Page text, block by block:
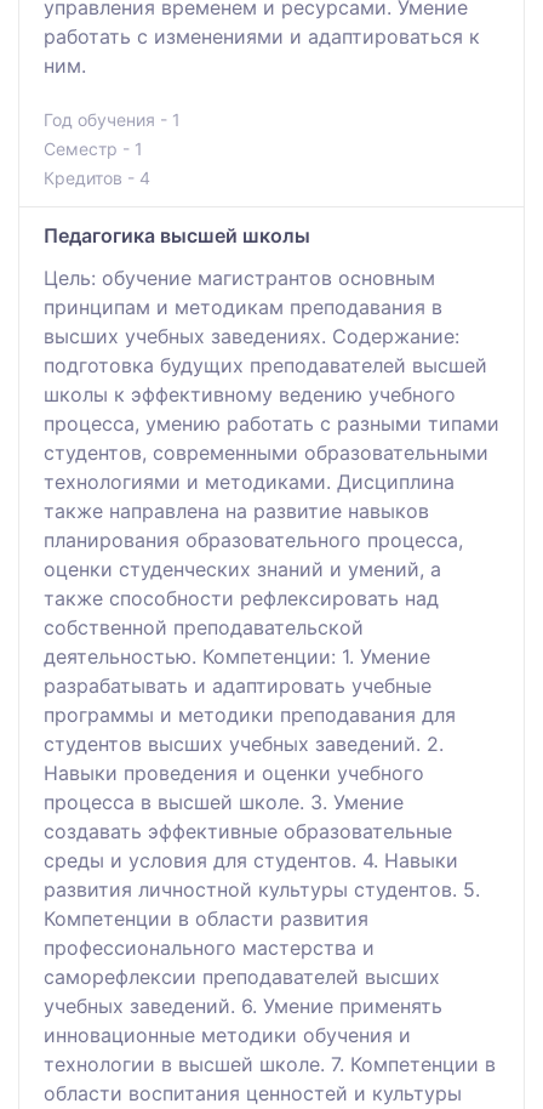
управления временем и ресурсами. Умение
работать с изменениями и адаптироваться к
ним.
Год обучения - 1
Семестр - 1
Кредитов - 4
Педагогика высшей школы
Цель: обучение магистрантов основным
принципам и методикам преподавания в
высших учебных заведениях. Содержание:
подготовка будущих преподавателей высшей
школы к эффективному ведению учебного
процесса, умению работать с разными типами
студентов, современными образовательными
технологиями и методиками. Дисциплина
также направлена на развитие навыков
планирования образовательного процесса,
оценки студенческих знаний и умений, а
также способности рефлексировать над
собственной преподавательской
деятельностью. Компетенции: 1. Умение
разрабатывать и адаптировать учебные
программы и методики преподавания для
студентов высших учебных заведений. 2.
Навыки проведения и оценки учебного
процесса в высшей школе. 3. Умение
создавать эффективные образовательные
среды и условия для студентов. 4. Навыки
развития личностной культуры студентов. 5.
Компетенции в области развития
профессионального мастерства и
саморефлексии преподавателей высших
учебных заведений. 6. Умение применять
инновационные методики обучения и
технологии в высшей школе. 7. Компетенции в
области воспитания ценностей и культуры